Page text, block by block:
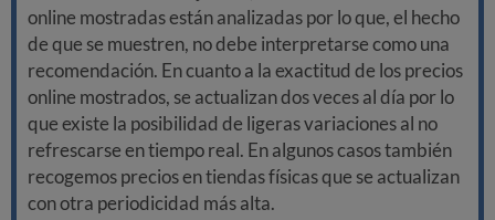
online mostradas están analizadas por lo que, el hecho
de que se muestren, no debe interpretarse como una
recomendación. En cuanto a la exactitud de los precios
online mostrados, se actualizan dos veces al día por lo
que existe la posibilidad de ligeras variaciones al no
refrescarse en tiempo real. En algunos casos también
recogemos precios en tiendas físicas que se actualizan
con otra periodicidad más alta.